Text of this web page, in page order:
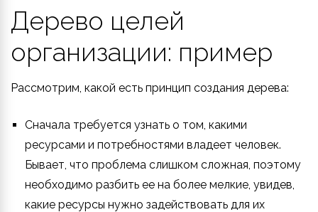
Дерево целей
организации: пример
Рассмотрим, какой есть принцип создания дерева:
Сначала требуется узнать о том, какими
ресурсами и потребностями владеет человек.
Бывает, что проблема слишком сложная, поэтому
необходимо разбить ее на более мелкие, увидев,
какие ресурсы нужно задействовать для их